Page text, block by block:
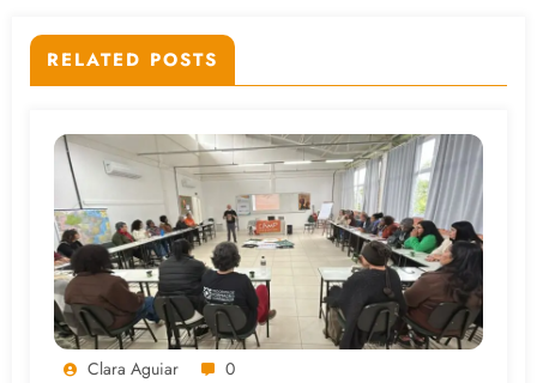
RELATED POSTS
Clara Aguiar 0